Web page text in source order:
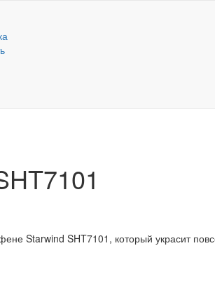
Starwind SHT7101, который украсит